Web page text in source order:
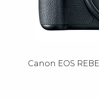
Canon EOS